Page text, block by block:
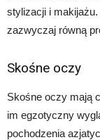
stylizacji i
zazwyczaj równą
Skośne oczy
Skośne oczy mają
im egzotyczny
pochodzenia